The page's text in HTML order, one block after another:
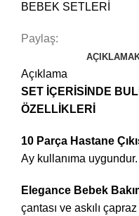
BEBEK SETLERİ
Paylaş:
AÇIKLAMA
Açıklama
SET İÇERİSİNDE
ÖZELLİKLERİ
10 Parça Hastane
Ay kullanıma
Elegance Bebek
çantası ve askılı